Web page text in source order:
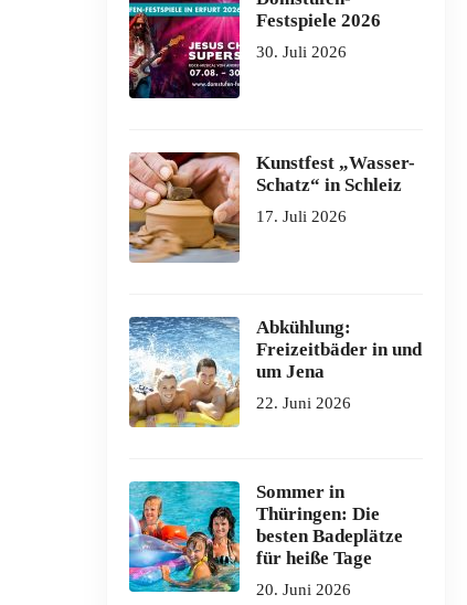
Festspiele 2026
30. Juli 2026
Kunstfest „Wasser-
Schatz“ in Schleiz
17. Juli 2026
Abkühlung:
Freizeitbäder in und
um Jena
22. Juni 2026
Sommer in
Thüringen: Die
besten Badeplätze
für heiße Tage
20. Juni 2026